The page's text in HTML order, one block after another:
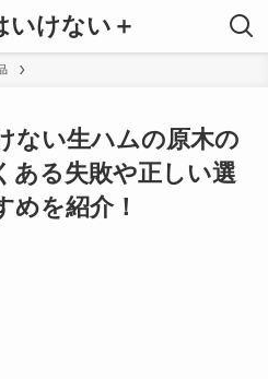
いけない＋
ない生ハムの原木の
ある失敗や正しい選
めを紹介！